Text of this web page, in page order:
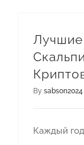
By sabson2024
Каждый